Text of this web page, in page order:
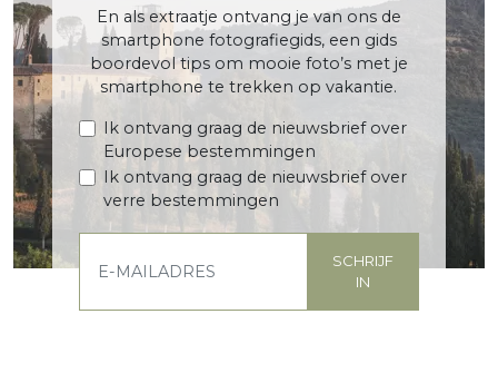
En als extraatje ontvang je van ons de
smartphone fotografiegids, een gids
boordevol tips om mooie foto’s met je
smartphone te trekken op vakantie.
Ik ontvang graag de nieuwsbrief over
Europese bestemmingen
Ik ontvang graag de nieuwsbrief over
verre bestemmingen
SCHRIJF
IN